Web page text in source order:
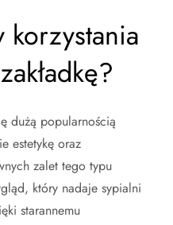
korzystania
dużą popularnością
estetykę oraz
zalet tego typu
który nadaje sypialni
starannemu